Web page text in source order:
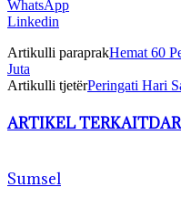
WhatsApp
Linkedin
Artikulli paraprakHemat 60
Juta
Artikulli tjetërPeringati Hari
ARTIKEL TERKAIT
Sumsel